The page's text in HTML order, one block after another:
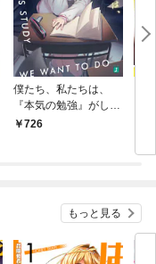
僕たち、私たちは、
『本気の勉強』がした
い。【電子特典付き】
726
もっと見る